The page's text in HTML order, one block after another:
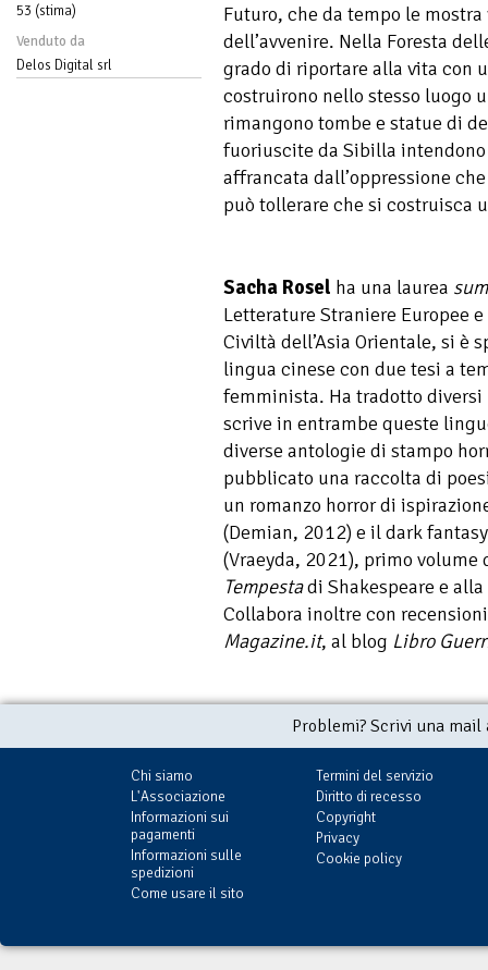
53 (stima)
Venduto da
Delos Digital srl
Futuro, che da tempo le
dell’avvenire. Nella Foresta
grado di riportare alla vita con
costruirono nello stesso luogo
rimangono tombe e statue di
fuoriuscite da Sibilla
affrancata dall’oppressione
può tollerare che si costruisca
Sacha Rosel ha una laurea
Letterature Straniere Europee
Civiltà dell’Asia Orientale, si è
lingua cinese con due tesi a
femminista. Ha tradotto diversi
scrive in entrambe queste
diverse antologie di stampo
pubblicato una raccolta di
un romanzo horror di
(Demian, 2012) e il dark
(Vraeyda, 2021), primo
Tempestadi Shakespeare e
Collabora inoltre con
Magazine.it, al blog Libro
Problemi? Scrivi una
Chi siamo
L'Associazione
Informazioni sui
pagamenti
Informazioni sulle
spedizioni
Come usare il sito
Termini del servizio
Diritto di recesso
Copyright
Privacy
Cookie policy